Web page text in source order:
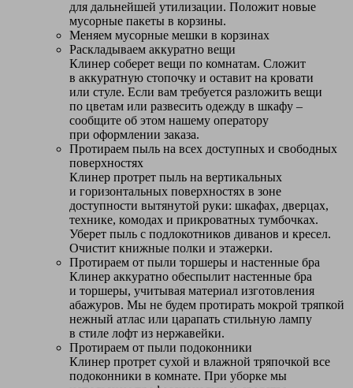
для дальнейшей утилизации. Положит новые
мусорные пакеты в корзины.
Меняем мусорные мешки в корзинах
Раскладываем аккуратно вещи
Клинер соберет вещи по комнатам. Сложит
в аккуратную стопочку и оставит на кровати
или стуле. Если вам требуется разложить вещи
по цветам или развесить одежду в шкафу –
сообщите об этом нашему оператору
при оформлении заказа.
Протираем пыль на всех доступных и свободных
поверхностях
Клинер протрет пыль на вертикальных
и горизонтальных поверхностях в зоне
доступности вытянутой руки: шкафах, дверцах,
технике, комодах и прикроватных тумбочках.
Уберет пыль с подлокотников диванов и кресел.
Очистит книжные полки и этажерки.
Протираем от пыли торшеры и настенные бра
Клинер аккуратно обеспылит настенные бра
и торшеры, учитывая материал изготовления
абажуров. Мы не будем протирать мокрой тряпкой
нежный атлас или царапать стильную лампу
в стиле лофт из нержавейки.
Протираем от пыли подоконники
Клинер протрет сухой и влажной тряпочкой все
подоконники в комнате. При уборке мы